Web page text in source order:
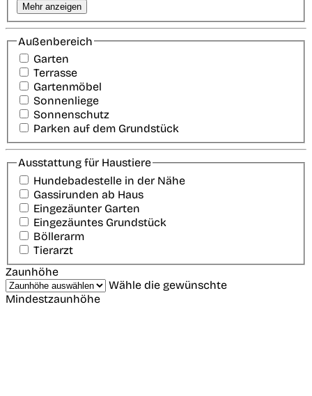
Mehr anzeigen
Außenbereich
Garten
Terrasse
Gartenmöbel
Sonnenliege
Sonnenschutz
Parken auf dem Grundstück
Ausstattung für Haustiere
Hundebadestelle in der Nähe
Gassirunden ab Haus
Eingezäunter Garten
Eingezäuntes Grundstück
Böllerarm
Tierarzt
Zaunhöhe
Wähle die gewünschte
Mindestzaunhöhe